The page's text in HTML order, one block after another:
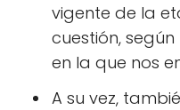
vigente de la
cuestión,
en la que nos
A su vez,